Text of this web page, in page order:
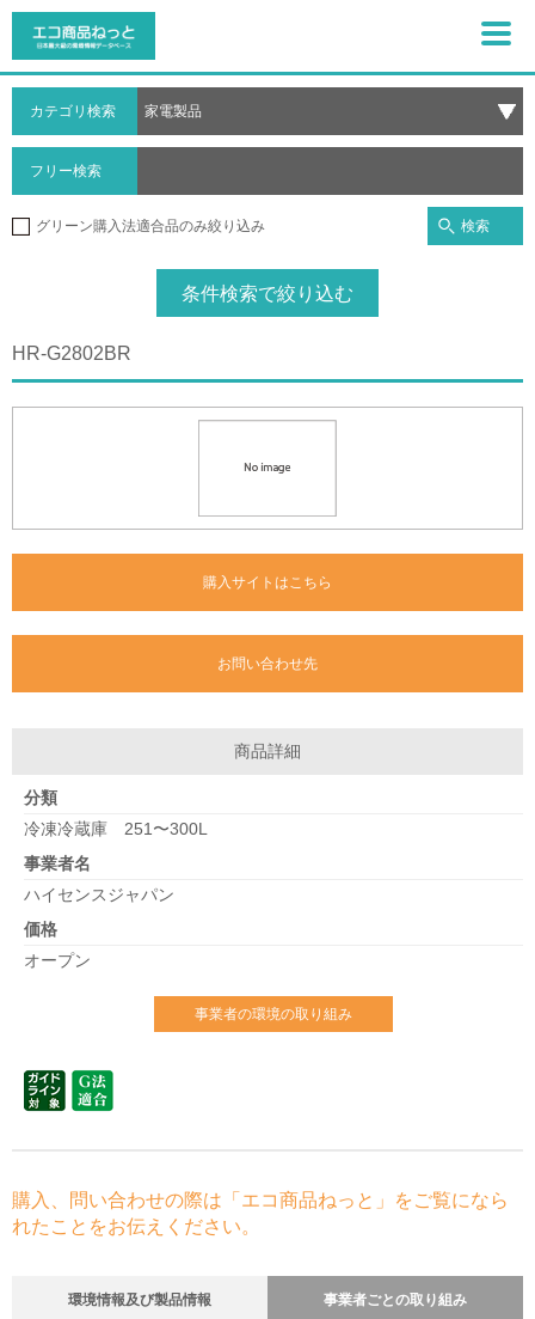
カテゴリ検索
フリー検索
グリーン購入法適合品のみ絞り込み 検索
条件検索で絞り込む
HR-G2802BR
購入サイトはこちら
お問い合わせ先
商品詳細
分類
冷凍冷蔵庫 251〜300L
事業者名
ハイセンスジャパン
価格
オープン
事業者の環境の取り組み
購入、問い合わせの際は「エコ商品ねっと」をご覧になら
れたことをお伝えください。
環境情報及び製品情報 事業者ごとの取り組み